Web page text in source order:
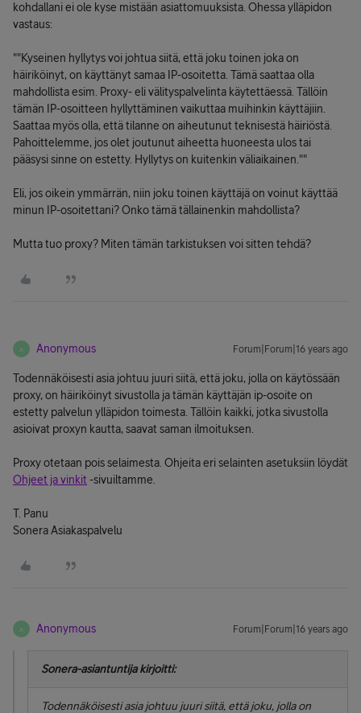
kohdallani ei ole kyse mistään asiattomuuksista. Ohessa ylläpidon
vastaus:
""Kyseinen hyllytys voi johtua siitä, että joku toinen joka on
häiriköinyt, on käyttänyt samaa IP-osoitetta. Tämä saattaa olla
mahdollista esim. Proxy- eli välityspalvelinta käytettäessä. Tällöin
tämän IP-osoitteen hyllyttäminen vaikuttaa muihinkin käyttäjiin.
Saattaa myös olla, että tilanne on aiheutunut teknisestä häiriöstä.
Pahoittelemme, jos olet joutunut aiheetta huoneesta ulos tai
pääsysi sinne on estetty. Hyllytys on kuitenkin väliaikainen.""
Eli, jos oikein ymmärrän, niin joku toinen käyttäjä on voinut käyttää
minun IP-osoitettani? Onko tämä tällainenkin mahdollista?
Mutta tuo proxy? Miten tämän tarkistuksen voi sitten tehdä?
A Anonymous Forum|Forum|16 years ago
Todennäköisesti asia johtuu juuri siitä, että joku, jolla on käytössään
proxy, on häiriköinyt sivustolla ja tämän käyttäjän ip-osoite on
estetty palvelun ylläpidon toimesta. Tällöin kaikki, jotka sivustolla
asioivat proxyn kautta, saavat saman ilmoituksen.
Proxy otetaan pois selaimesta. Ohjeita eri selainten asetuksiin löydät
Ohjeet ja vinkit -sivuiltamme.
T. Panu
Sonera Asiakaspalvelu
A Anonymous Forum|Forum|16 years ago
Sonera-asiantuntija kirjoitti:
Todennäköisesti asia johtuu juuri siitä, että joku, jolla on